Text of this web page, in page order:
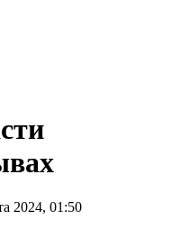
2024, 01:50